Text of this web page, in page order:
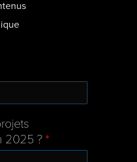
2025 ? *